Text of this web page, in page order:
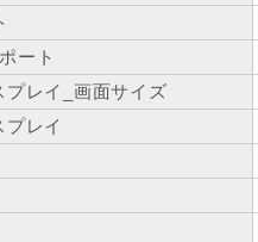
ート
プレイ_画面サイズ
プレイ